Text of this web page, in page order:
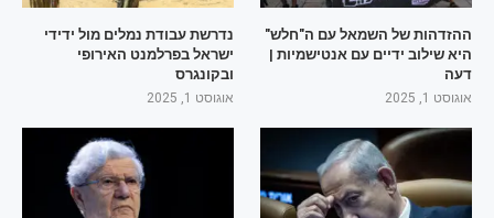
ההזדהות של השמאל עם ה"חלש"
היא שילוב ידיים עם אנטישמיות |
דעה
אוגוסט 1, 2025
נדרשת עבודת נמלים מול ידידי
ישראל בפרלמנט האירופי
ובקונגרס
אוגוסט 1, 2025